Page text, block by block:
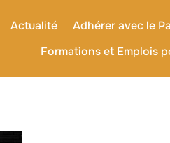
Actualité Adhérer avec le
Formations et Emplois